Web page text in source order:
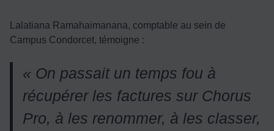
Lalatiana Ramahaimanana, comptable au sein de
Campus Condorcet, témoigne :
« On passait un temps fou à
récupérer les factures sur Chorus
Pro, à les renommer, à les classer,